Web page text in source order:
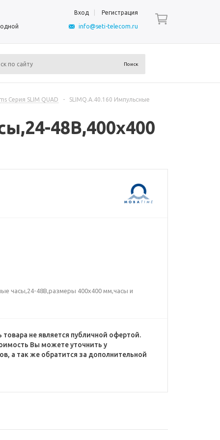
Вход Регистрация
info@seti-telecom.ru
Серия SLIM QUAD - SLIMQ.A.40.160 Импульсные
48В,400x400
часы,24-48В,размеры 400x400 мм,часы и
не является публичной офертой.
Вы можете уточнить у
а так же обратится за дополнительной